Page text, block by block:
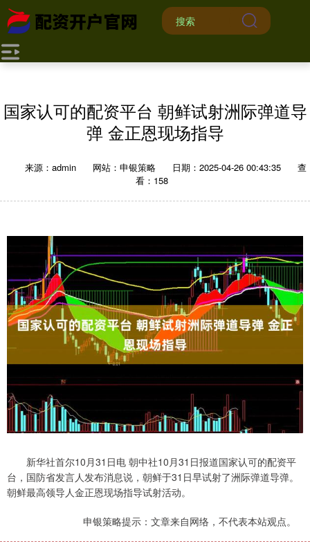
国家认可的配资平台 朝鲜试射洲际弹道导
弹 金正恩现场指导
来源：admin 网站：申银策略 日期：2025-04-26 00:43:35
查
看：158
新华社首尔10月31日电 朝中社10月31日报道国家认可的配资平
台，国防省发言人发布消息说，朝鲜于31日早试射了洲际弹道导弹。
朝鲜最高领导人金正恩现场指导试射活动。
申银策略提示：文章来自网络，不代表本站观点。